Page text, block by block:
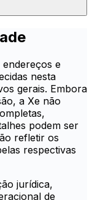
endereços e
nesta
gerais. Embora
a Xe não
podem ser
refletir os
respectivas
jurídica,
de